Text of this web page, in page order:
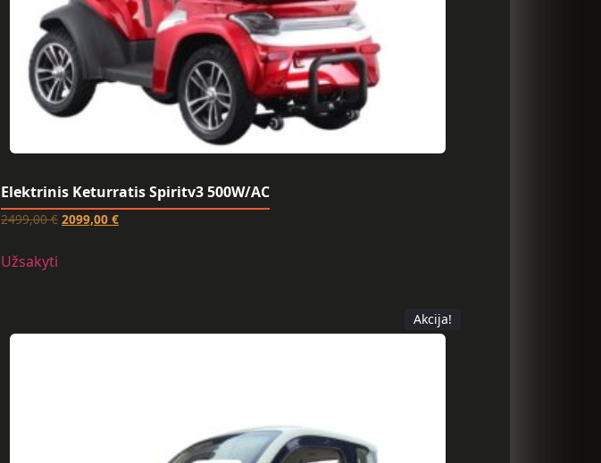
Elektrinis Keturratis Spiritv3 500W/AC
2499,00€ 2099,00 €
Užsakyti
Akcija!